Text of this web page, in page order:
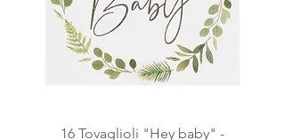
16 Tovaglioli "Hey baby" -